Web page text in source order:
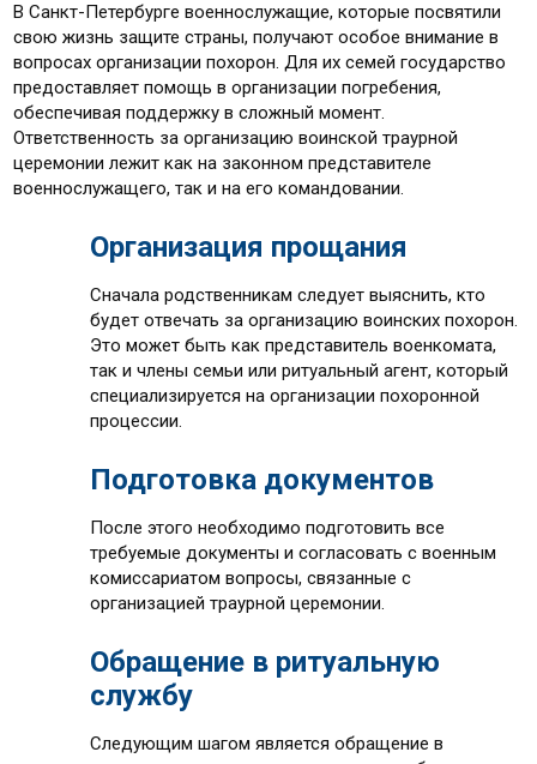
В Санкт-Петербурге военнослужащие, которые посвятили
свою жизнь защите страны, получают особое внимание в
вопросах организации похорон. Для их семей государство
предоставляет помощь в организации погребения,
обеспечивая поддержку в сложный момент.
Ответственность за организацию воинской траурной
церемонии лежит как на законном представителе
военнослужащего, так и на его командовании.
Организация прощания
Сначала родственникам следует выяснить, кто
будет отвечать за организацию воинских похорон.
Это может быть как представитель военкомата,
так и члены семьи или ритуальный агент, который
специализируется на организации похоронной
процессии.
Подготовка документов
После этого необходимо подготовить все
требуемые документы и согласовать с военным
комиссариатом вопросы, связанные с
организацией траурной церемонии.
Обращение в ритуальную
службу
Следующим шагом является обращение в